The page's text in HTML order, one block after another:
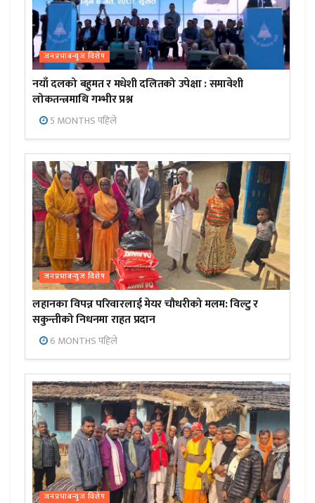
जनप्रभाबन्युज विशेष
नयाँ दलको बहुमत र मधेशी दलितको उपेक्षा : समावेशी
लोकतन्त्रमाथि गम्भीर प्रश्न
5 MONTHS पहिले
जनप्रभाबन्युज विशेष
लहानका विपन्न परिवारलाई मेयर चौधरीको मलम: विल्टु र
सकुन्तीको निधनमा राहत प्रदान
6 MONTHS पहिले
जनप्रभाबन्युज विशेष